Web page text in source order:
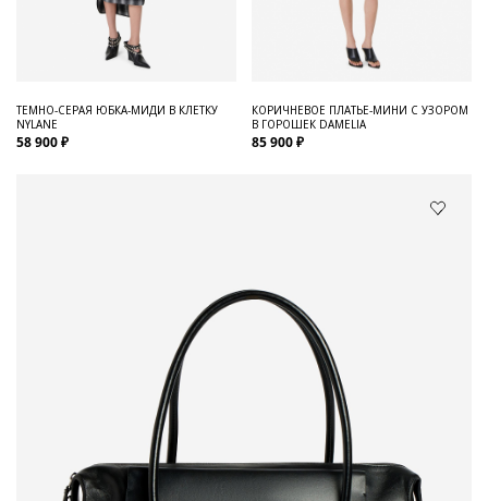
ТЕМНО-СЕРАЯ ЮБКА-МИДИ В КЛЕТКУ
NYLANE
58 900 ₽
КОРИЧНЕВОЕ ПЛАТЬЕ-МИНИ С УЗОРОМ
В ГОРОШЕК DAMELIA
85 900 ₽